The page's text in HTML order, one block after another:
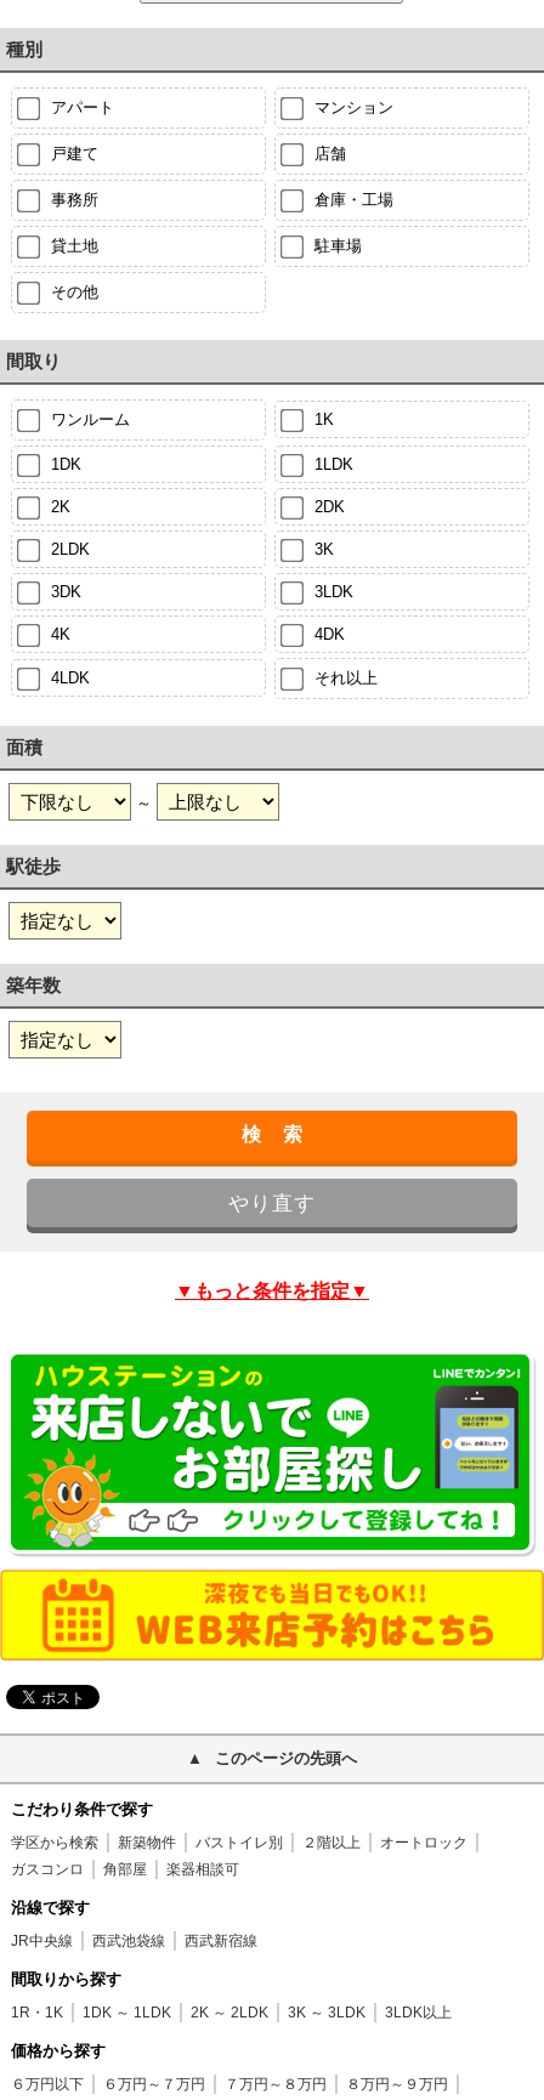
種別
アパート マンション
戸建て 店舗
事務所 倉庫・工場
貸土地 駐車場
その他
間取り
ワンルーム 1K
1DK 1LDK
2K 2DK
2LDK 3K
3DK 3LDK
4K 4DK
4LDK それ以上
面積
～
駅徒歩
築年数
▼もっと条件を指定▼
このページの先頭へ
こだわり条件で探す
学区から検索 新築物件 バストイレ別 ２階以上
オートロック
ガスコンロ
角部屋 楽器相談可
沿線で探す
JR中央線 西武池袋線 西武新宿線
間取りから探す
1R・1K 1DK ～ 1LDK 2K ～ 2LDK 3K ～ 3LDK 3LDK以上
価格から探す
６万円以下 ６万円～７万円 ７万円～８万円
８万円～９万円